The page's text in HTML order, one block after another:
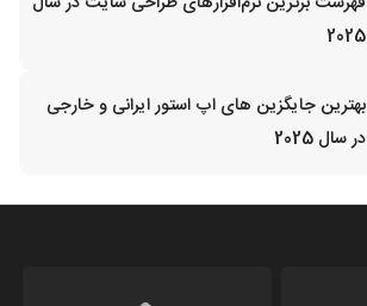
2025
بهترین جایگزین‌ های اپ استور ایرانی و خارجی
در سال 2025